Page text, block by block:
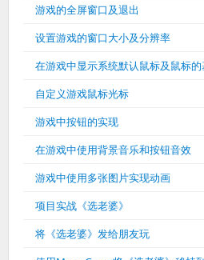
游戏的全屏窗口及退出
设置游戏的窗口大小及分辨率
在游戏中显示系统默认鼠标及鼠标
自定义游戏鼠标光标
游戏中按钮的实现
在游戏中使用背景音乐和按钮音效
游戏中使用多张图片实现动画
项目实战《选老婆》
将《选老婆》发给朋友玩